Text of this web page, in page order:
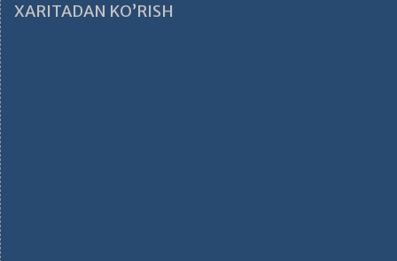
XARITADAN KO’RISH